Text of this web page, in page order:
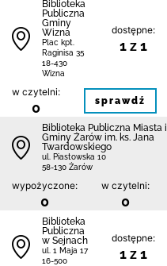
Biblioteka
Publiczna
Gminy
Wizna
Plac kpt.
Raginisa 35
18-430
Wizna
dostępne:
1 z 1
w czytelni:
0 sprawdź
Biblioteka Publiczna Miasta i
Gminy Żarów im. ks. Jana
Twardowskiego
ul. Piastowska 10
58-130 Żarów
wypożyczone:
0
w czytelni:
0
Biblioteka
Publiczna
w Sejnach
ul. 1 Maja 17
16-500
dostępne:
1 z 1